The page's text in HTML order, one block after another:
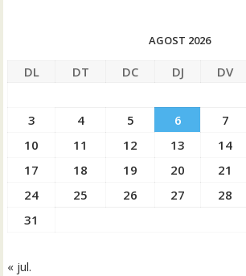
AGOST 2026
DL DT DC DJ DV
3
4 5 6 7
10
11 12 13 14
17
18 19 20 21
24
25 26 27 28
31
« jul.